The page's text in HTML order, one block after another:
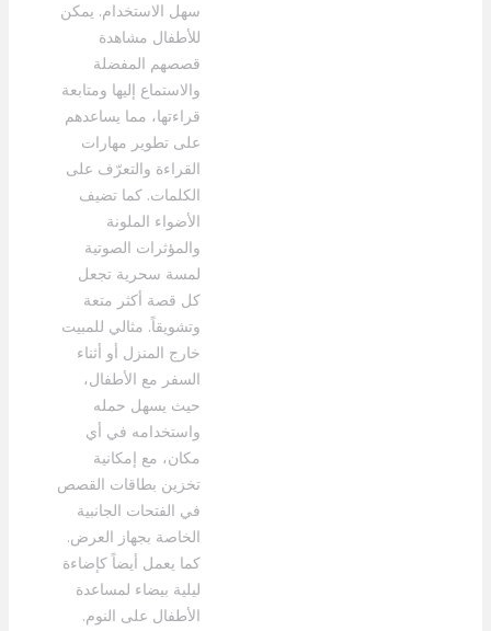
سهل الاستخدام. يمكن
للأطفال مشاهدة
قصصهم المفضلة
والاستماع إليها ومتابعة
قراءتها، مما يساعدهم
على تطوير مهارات
القراءة والتعرّف على
الكلمات. كما تضيف
الأضواء الملونة
والمؤثرات الصوتية
لمسة سحرية تجعل
كل قصة أكثر متعة
وتشويقاً. مثالي للمبيت
خارج المنزل أو أثناء
السفر مع الأطفال،
حيث يسهل حمله
واستخدامه في أي
مكان، مع إمكانية
تخزين بطاقات القصص
في الفتحات الجانبية
الخاصة بجهاز العرض.
كما يعمل أيضاً كإضاءة
ليلية بيضاء لمساعدة
الأطفال على النوم.